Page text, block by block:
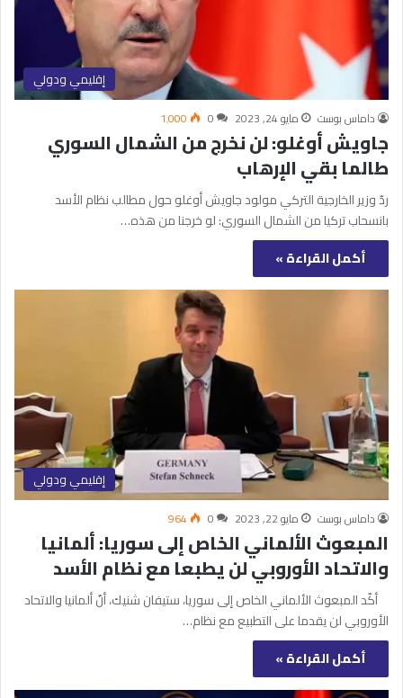
إقليمي ودولي
داماس بوست مايو 24, 2023 0 1٬000
جاويش أوغلو: لن نخرج من الشمال السوري
طالما بقي الإرهاب
ردّ وزير الخارجية التركي مولود جاويش أوغلو حول مطالب نظام الأسد
بانسحاب تركيا من الشمال السوري: لو خرجنا من هذه…
أكمل القراءة »
إقليمي ودولي
داماس بوست مايو 22, 2023 0
964
المبعوث الألماني الخاص إلى سوريا: ألمانيا
والاتحاد الأوروبي لن يطبعا مع نظام الأسد
أكّد المبعوث الألماني الخاص إلى سوريا، ستيفان شنيك، أنّ ألمانيا والاتحاد
الأوروبي لن يقدما على التطبيع مع نظام…
أكمل القراءة »